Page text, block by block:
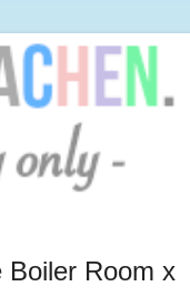
Boiler Room x